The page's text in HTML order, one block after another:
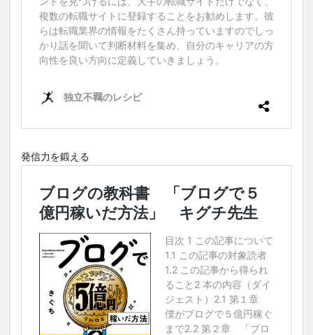
発信力を鍛える